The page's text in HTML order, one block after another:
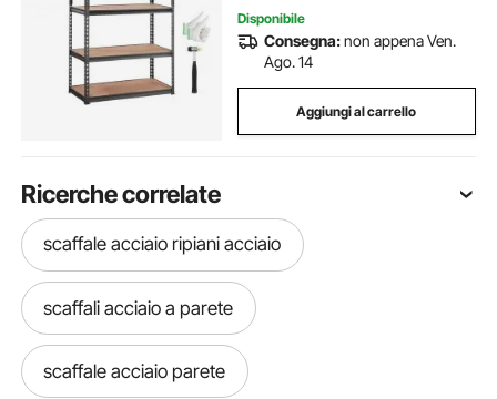
Disponibile
Consegna:non appena Ven.
Ago. 14
Aggiungi al carrello
Ricerche correlate
scaffale acciaio ripiani acciaio
scaffali acciaio a parete
scaffale acciaio parete